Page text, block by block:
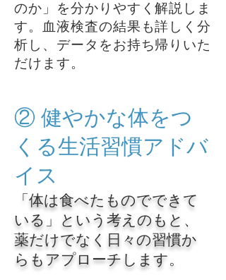
のか」を分かりやすく解説しま
す。血液検査の結果も詳しく分
析し、データをお持ち帰りいた
だけます。
② 健やかな体をつ
くる生活習慣アドバ
イス
「体は食べたものでできて
いる」という考えのもと、
薬だけでなく日々の習慣か
らもアプローチします。